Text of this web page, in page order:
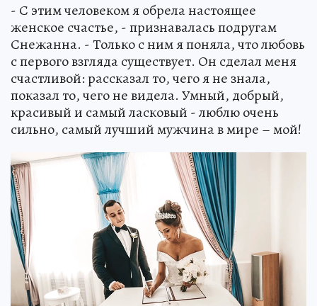
- С этим человеком я обрела настоящее
женское счастье, - признавалась подругам
Снежанна. - Только с ним я поняла, что любовь
с первого взгляда существует. Он сделал меня
счастливой: рассказал то, чего я не знала,
показал то, чего не видела. Умный, добрый,
красивый и самый ласковый - люблю очень
сильно, самый лучший мужчина в мире – мой!